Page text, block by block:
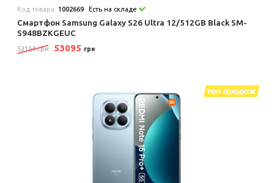
Код товара: 1002669 Есть на складе
Смартфон Samsung Galaxy S26 Ultra 12/512GB Black SM-
S948BZKGEUC
53154 грн 53095 грн